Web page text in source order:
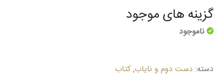
گزینه های موجود
ناموجود
دسته: دست دوم و نایاب,کتاب